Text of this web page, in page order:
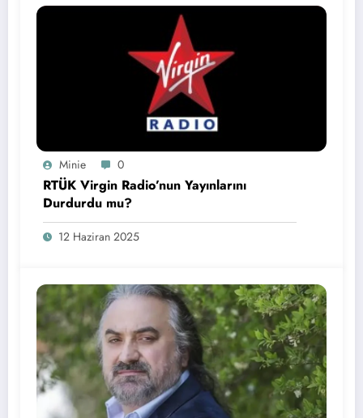
Minie 0
RTÜK Virgin Radio’nun Yayınlarını
Durdurdu mu?
12 Haziran 2025